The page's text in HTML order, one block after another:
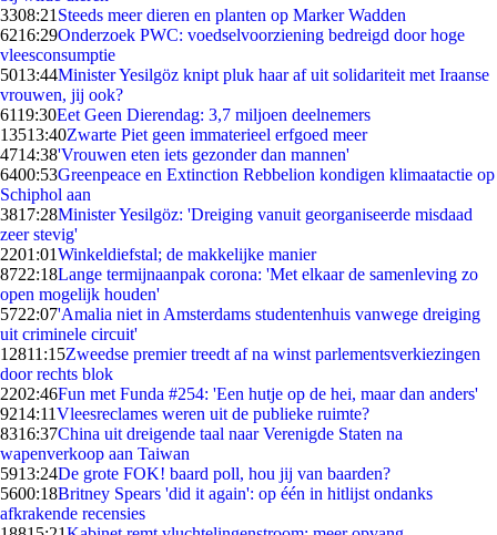
3308:21 Steeds meer dieren en planten op Marker Wadden
6216:29Onderzoek PWC: voedselvoorziening bedreigd door hoge
vleesconsumptie
5013:44Minister Yesilgöz knipt pluk haar af uit solidariteit met Iraanse
vrouwen, jij ook?
6119:30Eet Geen Dierendag: 3,7 miljoen deelnemers
13513:40Zwarte Piet geen immaterieel erfgoed meer
4714:38'Vrouwen eten iets gezonder dan mannen'
6400:53Greenpeace en Extinction Rebbelion kondigen klimaatactie op
Schiphol aan
3817:28Minister Yesilgöz: 'Dreiging vanuit georganiseerde misdaad
zeer stevig'
2201:01Winkeldiefstal; de makkelijke manier
8722:18Lange termijnaanpak corona: 'Met elkaar de samenleving zo
open mogelijk houden'
5722:07'Amalia niet in Amsterdams studentenhuis vanwege dreiging
uit criminele circuit'
12811:15Zweedse premier treedt af na winst parlementsverkiezingen
door rechts blok
2202:46Fun met Funda #254: 'Een hutje op de hei, maar dan anders'
9214:11Vleesreclames weren uit de publieke ruimte?
8316:37China uit dreigende taal naar Verenigde Staten na
wapenverkoop aan Taiwan
5913:24De grote FOK! baard poll, hou jij van baarden?
5600:18Britney Spears 'did it again': op één in hitlijst ondanks
afkrakende recensies